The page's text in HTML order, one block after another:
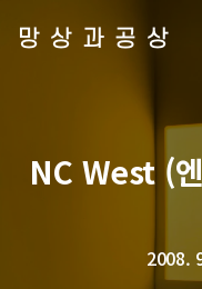
망상과공상
NC West (
2008.